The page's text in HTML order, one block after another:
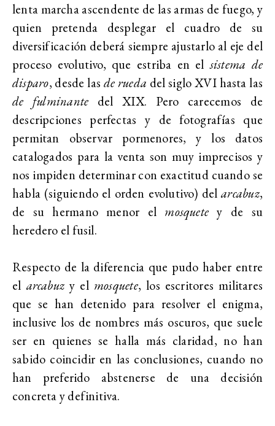
lenta marcha ascendente de las armas de fuego, y
quien pretenda desplegar el cuadro de su
diversificación deberá siempre ajustarlo al eje del
proceso evolutivo, que estriba en elsistema de
disparo, desde las de rueda del siglo XVI hasta las
de fulminante del XIX. Pero carecemos de
descripciones perfectas y de fotografías que
permitan observar pormenores, y los datos
catalogados para la venta son muy imprecisos y
nos impiden determinar con exactitud cuando se
habla (siguiendo el orden evolutivo) delarcabuz,
de su hermano menor el mosquetey de su
heredero el fusil.
Respecto de la diferencia que pudo haber entre
el arcabuzy el mosquete, los escritores militares
que se han detenido para resolver el enigma,
inclusive los de nombres más oscuros, que suele
ser en quienes se halla más claridad, no han
sabido coincidir en las conclusiones, cuando no
han preferido abstenerse de una decisión
concreta y definitiva.